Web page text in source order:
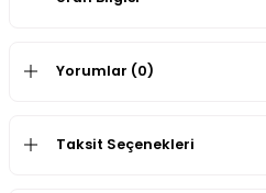
Yorumlar (0)
Taksit Seçenekleri